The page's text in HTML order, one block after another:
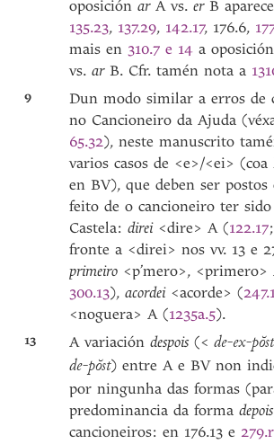
oposiciónarA vs.erB
135.23, 137.29, 142.17, 176.6,
mais en 310.7 e 14 a
vs.arB. Cfr. tamén nota a
9
Dun modo similar a erros de
no Cancioneiro da Ajuda
65.32), neste manuscrito
varios casos de <e>/<ei>
en BV), que deben ser
feito de o cancioneiro ter sido
Castela:direi <dire> A (122.17;
fronte a <direi> nos vv. 13 e
primeiro <p’mero>, <primero>
300.13),acordei <acorde> (
<noguera> A (1235a.5).
13 A variacióndespois(< de-ex-pŏst
de-pŏst) entre A e BV non
por ningunha das formas
predominancia da formadepois
cancioneiros: en 176.13 e